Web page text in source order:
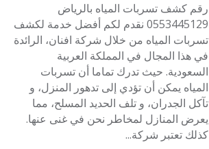
رقم كشف تسربات المياه بالرياض
0553445129 نقدم لكم أفضل خدمة لكشف
تسربات المياه من خلال شركة افنان، الرائدة
في هذا المجال في المملكة العربية
السعودية. حيث تدرك تماما أن تسربات
المياه يمكن أن تؤدي إلى تدهور المنزل، و
تآكل الجدران، و تلف الحديد المسلح، مما
يعرض المنازل لمخاطر نحن في غنى عنها.
كذلك تعتبر شركة...